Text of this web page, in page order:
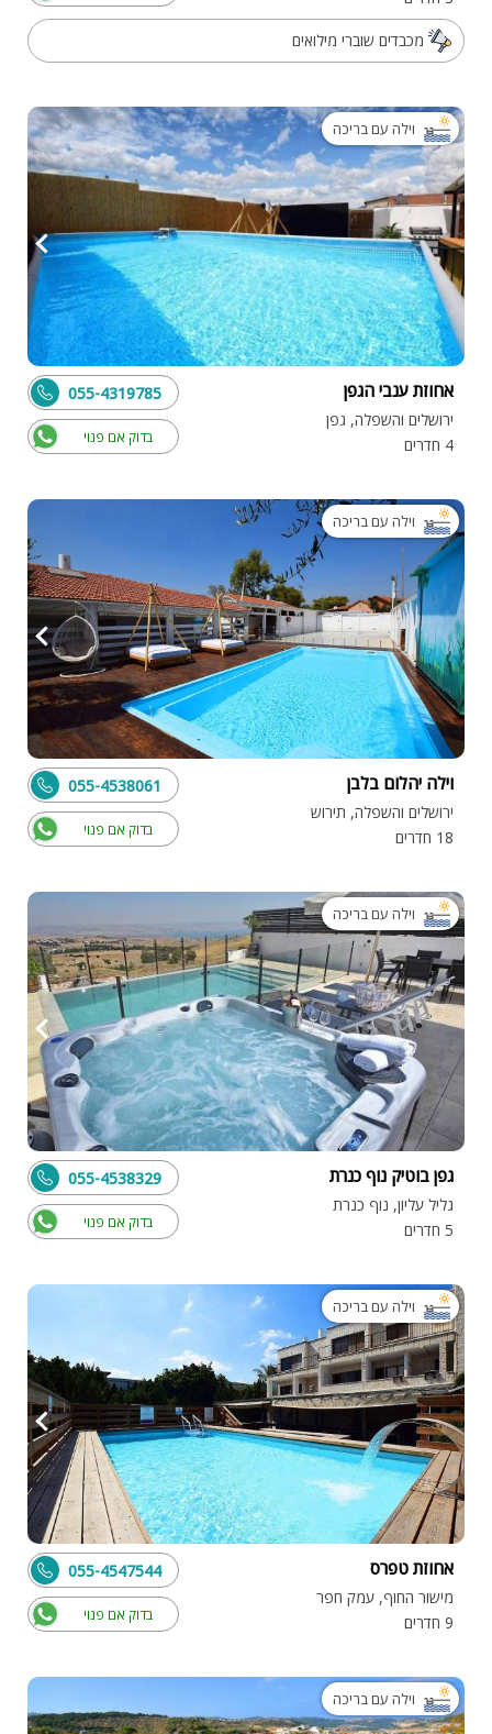
מכבדים שוברי מילואים
וילה עם בריכה
אחוזת ענבי הגפן
ירושלים והשפלה, גפן
4 חדרים
בדוק אם פנוי
055-4319785
וילה עם בריכה
וילה יהלום בלבן
ירושלים והשפלה, תירוש
18 חדרים
בדוק אם פנוי
055-4538061
וילה עם בריכה
גפן בוטיק נוף כנרת
גליל עליון, נוף כנרת
5 חדרים
בדוק אם פנוי
055-4538329
וילה עם בריכה
אחוזת טפרס
מישור החוף, עמק חפר
9 חדרים
בדוק אם פנוי
055-4547544
וילה עם בריכה